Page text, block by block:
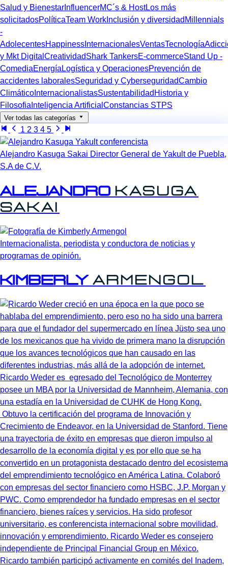
Salud y Bienestar InfluencerMC´s & HostLos más
solicitadosPolíticaTeam Work Inclusión y diversidad Millennials
-
AdolecentesHappiness InternacionalesVentasTecnología
y Mkt Digital CreatividadShark TankersE-commerceStand Up -
ComediaEnergía Logística y OperacionesPrevención de
accidentes laboralesSeguridad y CyberseguridadCambio
Climático InternacionalistasSustentabilidad Historia y
Filosofia Inteligencia Artificial Constancias STPS
Ver todas las categorías
1 2 3 4 5
Alejandro Kasuga Sakai Director General de Yakult de Puebla,
S.A de C.V.
Alejandro Kasuga
Sakai
Internacionalista, periodista y conductora de noticias y
programas de opinión.
Kimberly Armengol